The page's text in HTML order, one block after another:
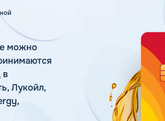
бренды
Наши города
топлива
бензина и ДТ
Уведомления об
окончании баланса
можно
в
Лукойл,